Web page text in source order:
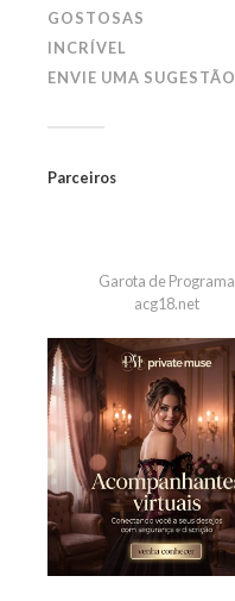
GOSTOSAS
INCRÍVEL
ENVIE UMA SUGESTÃO
Parceiros
Garota de Programa
acg18.net